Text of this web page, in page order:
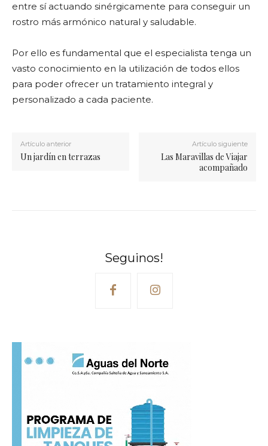
entre sí actuando sinérgicamente para conseguir un
rostro más armónico natural y saludable.
Por ello es fundamental que el especialista tenga un
vasto conocimiento en la utilización de todos ellos
para poder ofrecer un tratamiento integral y
personalizado a cada paciente.
Artículo anterior
Un jardín en terrazas
Artículo siguiente
Las Maravillas de Viajar
acompañado
Seguinos!